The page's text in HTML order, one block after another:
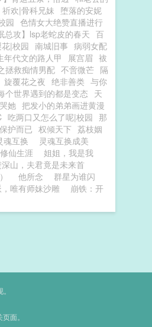
祈欢|骨科兄妹 堕落的安妮
园 色情女大绝赞直播进行
总攻】lsp老蛇皮的春天 百
|校园 南城旧事 病弱女配
年代文的路人甲 展宫眉 袚
拯救痴情男配 不啻微芒 隔
旋覆花之夜 绝非善类 与你
个世界遇到的都是变态 天
她 把发小的弟弟画进黄漫
吃两口又怎么了呢|校园 那
护而已 权倾天下 荔枝姻
魂互换
灵魂互换成美
仙生涯
姐姐，我是我
山，夫君竟是未来首
他所念
群星为谁闪
唯有师妹沙雕
崩铁：开
面。